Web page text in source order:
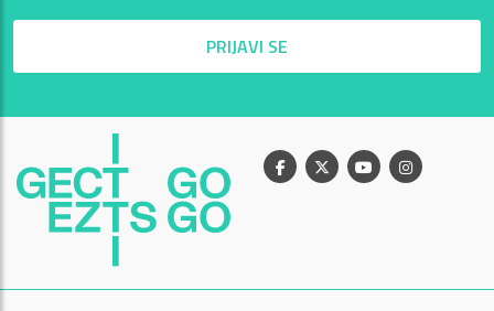
PRIJAVI SE
Facebook
X YoutubeInstagram